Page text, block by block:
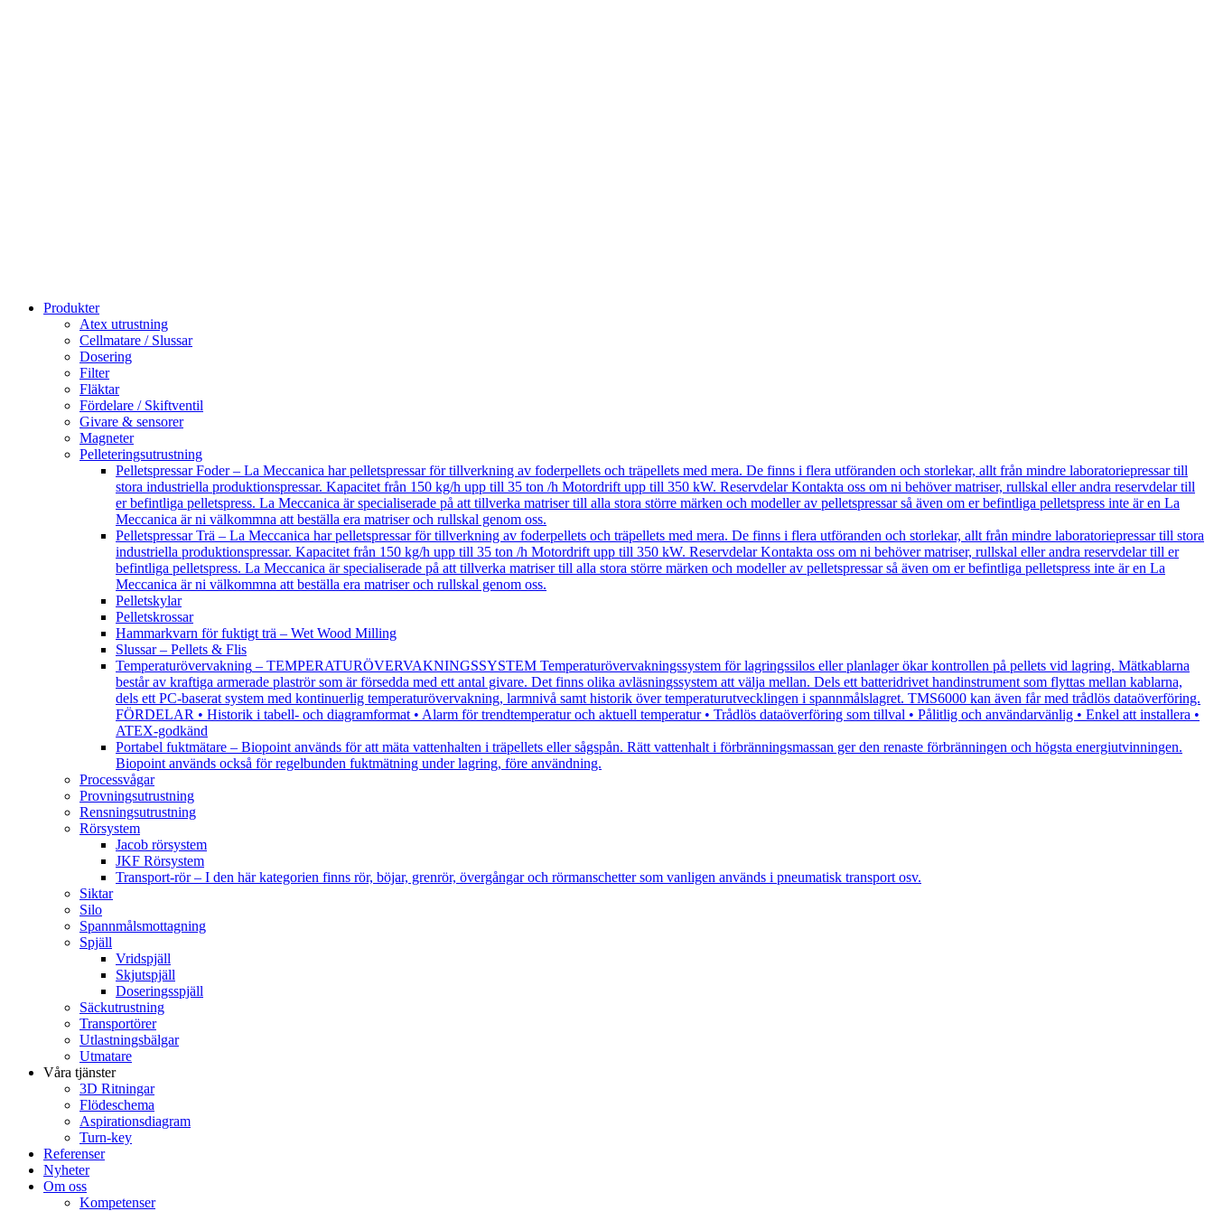
Produkter
Atex utrustning
Cellmatare / Slussar
Dosering
Filter
Fläktar
Fördelare / Skiftventil
Givare & sensorer
Magneter
Pelleteringsutrustning
Pelletspressar Foder– La Meccanica har pelletspressar för tillverkning av foderpellets och träpellets med mera. De finns i flera utföranden och storlekar, allt från mindre laboratoriepressar till
stora industriella produktionspressar. Kapacitet från 150 kg/h upp till 35 ton /h Motordrift upp till 350 kW. Reservdelar Kontakta oss om ni behöver matriser, rullskal eller andra reservdelar till
er befintliga pelletspress. La Meccanica är specialiserade på att tillverka matriser till alla stora större märken och modeller av pelletspressar så även om er befintliga pelletspress inte är en La
Meccanica är ni välkommna att beställa era matriser och rullskal genom oss.
Pelletspressar Trä – La Meccanica har pelletspressar för tillverkning av foderpellets och träpellets med mera. De finns i flera utföranden och storlekar, allt från mindre laboratoriepressar till stora
industriella produktionspressar. Kapacitet från 150 kg/h upp till 35 ton /h Motordrift upp till 350 kW. Reservdelar Kontakta oss om ni behöver matriser, rullskal eller andra reservdelar till er
befintliga pelletspress. La Meccanica är specialiserade på att tillverka matriser till alla stora större märken och modeller av pelletspressar så även om er befintliga pelletspress inte är en La
Meccanica är ni välkommna att beställa era matriser och rullskal genom oss.
Pelletskylar
Pelletskrossar
Hammarkvarn för fuktigt trä – Wet Wood Milling
Slussar – Pellets & Flis
Temperaturövervakning – TEMPERATURÖVERVAKNINGSSYSTEM Temperaturövervakningssystem för lagringssilos eller planlager ökar kontrollen på pellets vid lagring. Mätkablarna
består av kraftiga armerade plaströr som är försedda med ett antal givare. Det finns olika avläsningssystem att välja mellan. Dels ett batteridrivet handinstrument som flyttas mellan kablarna,
dels ett PC-baserat system med kontinuerlig temperaturövervakning, larmnivå samt historik över temperaturutvecklingen i spannmålslagret. TMS6000 kan även får med trådlös dataöverföring.
FÖRDELAR • Historik i tabell- och diagramformat • Alarm för trendtemperatur och aktuell temperatur • Trådlös dataöverföring som tillval • Pålitlig och användarvänlig • Enkel att installera •
ATEX-godkänd
Portabel fuktmätare – Biopoint används för att mäta vattenhalten i träpellets eller sågspån. Rätt vattenhalt i förbränningsmassan ger den renaste förbränningen och högsta energiutvinningen.
Biopoint används också för regelbunden fuktmätning under lagring, före användning.
Processvågar
Provningsutrustning
Rensningsutrustning
Rörsystem
Jacob rörsystem
JKF Rörsystem
Transport-rör– I den här kategorien finns rör, böjar, grenrör, övergångar och rörmanschetter som vanligen används i pneumatisk transport osv.
Siktar
Silo
Spannmålsmottagning
Spjäll
Vridspjäll
Skjutspjäll
Doseringsspjäll
Säckutrustning
Transportörer
Utlastningsbälgar
Utmatare
Våra tjänster
3D Ritningar
Flödeschema
Aspirationsdiagram
Turn-key
Referenser
Nyheter
Om oss
Kompetenser